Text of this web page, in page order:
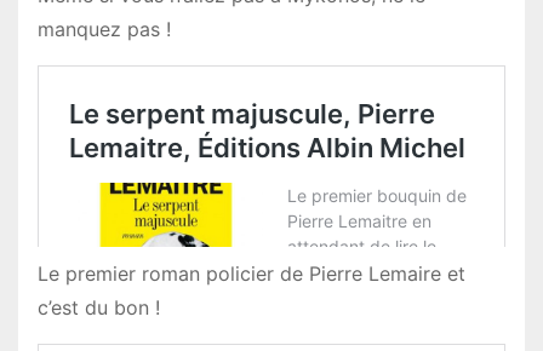
manquez pas !
Le premier roman policier de Pierre Lemaire et
c’est du bon !